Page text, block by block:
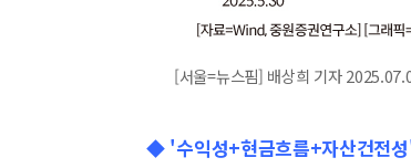
[서울=뉴스핌] 배상희 기자
◆ '수익성+현금흐름+자산건전